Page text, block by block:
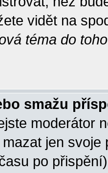
vidět na
téma do
smažu
moderátor
jen
po